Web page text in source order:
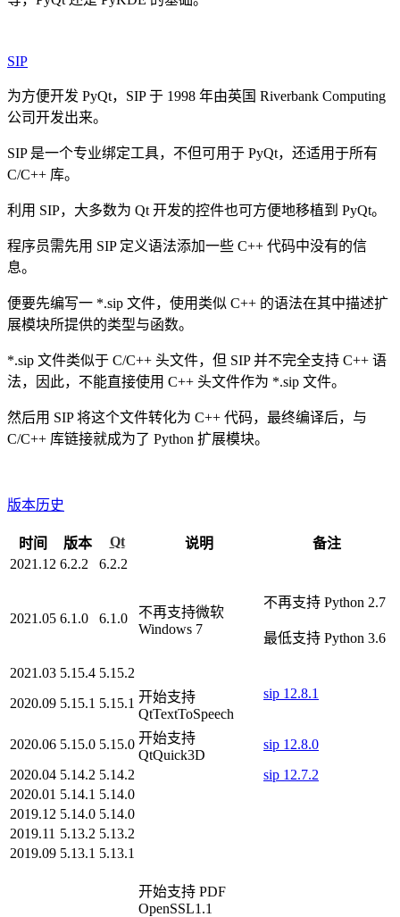
SIP
为方便开发 PyQt，SIP 于 1998 年由英国 Riverbank Computing
公司开发出来。
SIP 是一个专业绑定工具，不但可用于 PyQt，还适用于所有
C/C++ 库。
利用 SIP，大多数为 Qt 开发的控件也可方便地移植到 PyQt。
程序员需先用 SIP 定义语法添加一些 C++ 代码中没有的信
息。
便要先编写一 *.sip 文件，使用类似 C++ 的语法在其中描述扩
展模块所提供的类型与函数。
*.sip 文件类似于 C/C++ 头文件，但 SIP 并不完全支持 C++ 语
法，因此，不能直接使用 C++ 头文件作为 *.sip 文件。
然后用 SIP 将这个文件转化为 C++ 代码，最终编译后，与
C/C++ 库链接就成为了 Python 扩展模块。
版本历史
时间 版本 Qt 说明
备注
2021.12 6.2.2 6.2.2
2021.05 6.1.0 6.1.0
不再支持微软
Windows 7
不再支持 Python 2.7
最低支持 Python 3.6
2021.03 5.15.4 5.15.2
sip 12.8.1
2020.09 5.15.1 5.15.1 开始支持
QtTextToSpeech
2020.06 5.15.0 5.15.0 开始支持
QtQuick3D
sip 12.8.0
2020.04 5.14.2 5.14.2
sip 12.7.2
2020.01 5.14.1 5.14.0
2019.12 5.14.0 5.14.0
2019.11 5.13.2 5.13.2
2019.09 5.13.1 5.13.1
开始支持 PDF
OpenSSL1.1